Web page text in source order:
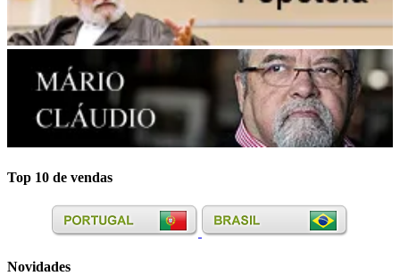
Top 10 de vendas
Novidades